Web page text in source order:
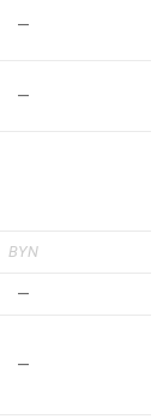
—
—
BYN
—
—